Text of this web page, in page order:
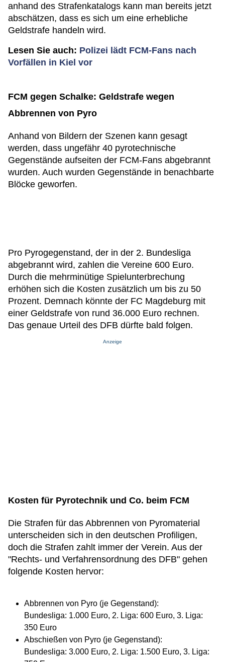
anhand des Strafenkatalogs kann man bereits jetzt
abschätzen, dass es sich um eine erhebliche
Geldstrafe handeln wird.
Lesen Sie auch: Polizei lädt FCM-Fans nach
Vorfällen in Kiel vor
FCM gegen Schalke: Geldstrafe wegen
Abbrennen von Pyro
Anhand von Bildern der Szenen kann gesagt
werden, dass ungefähr 40 pyrotechnische
Gegenstände aufseiten der FCM-Fans abgebrannt
wurden. Auch wurden Gegenstände in benachbarte
Blöcke geworfen.
Pro Pyrogegenstand, der in der 2. Bundesliga
abgebrannt wird, zahlen die Vereine 600 Euro.
Durch die mehrminütige Spielunterbrechung
erhöhen sich die Kosten zusätzlich um bis zu 50
Prozent. Demnach könnte der FC Magdeburg mit
einer Geldstrafe von rund 36.000 Euro rechnen.
Das genaue Urteil des DFB dürfte bald folgen.
Anzeige
Kosten für Pyrotechnik und Co. beim FCM
Die Strafen für das Abbrennen von Pyromaterial
unterscheiden sich in den deutschen Profiligen,
doch die Strafen zahlt immer der Verein. Aus der
"Rechts- und Verfahrensordnung des DFB" gehen
folgende Kosten hervor:
Abbrennen von Pyro (je Gegenstand):
Bundesliga: 1.000 Euro, 2. Liga: 600 Euro, 3. Liga:
350 Euro
Abschießen von Pyro (je Gegenstand):
Bundesliga: 3.000 Euro, 2. Liga: 1.500 Euro, 3. Liga: